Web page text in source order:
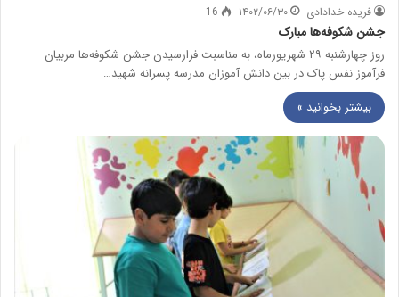
فریده خدادادی ۱۴۰۲/۰۶/۳۰ 16
جشن شکوفه‌ها مبارک
روز چهارشنبه ۲۹ شهریورماه، به مناسبت فرارسیدن جشن شکوفه‌ها مربیان
فرآموز نفس پاک در بین دانش آموزان مدرسه پسرانه شهید…
بیشتر بخوانید »